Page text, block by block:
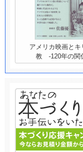
アメリカ映画とキ
教 -120年の関